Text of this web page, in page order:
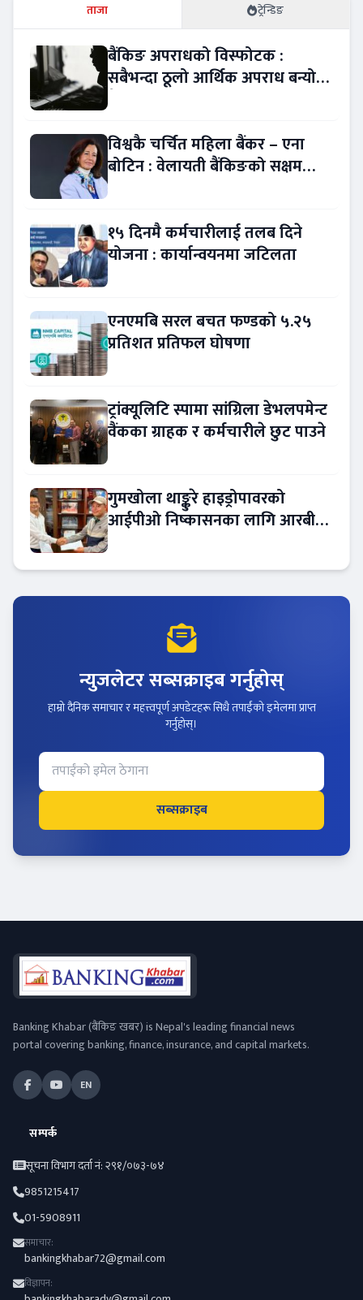
ताजा ट्रेन्डिङ
बैंकिङ अपराधको विस्फोटक :
सबैभन्दा ठूलो आर्थिक अपराध बन्यो
विश्वकै चर्चित महिला बैंकर – एना
बोटिन : वेलायती बैंकिङको सक्षम
१५ दिनमै कर्मचारीलाई तलब दिने
योजना : कार्यान्वयनमा जटिलता
एनएमबि सरल बचत फण्डको ५.२५
प्रतिशत प्रतिफल घोषणा
ट्रांक्यूलिटि स्पामा सांग्रिला डेभलपमेन्ट
वैंकका ग्राहक र कर्मचारीले छुट पाउने
गुमखोला थाङ्कुरे हाइड्रोपावरको
आईपीओ निष्कासनका लागि आरबीबी
न्युजलेटर सब्सक्राइब गर्नुहोस्
हाम्रो दैनिक समाचार र महत्त्वपूर्ण अपडेटहरू सिधै तपाईंको इमेलमा प्राप्त
गर्नुहोस्।
सब्सक्राइब
Banking Khabar (बैंकिङ खबर) is Nepal's leading financial news
portal covering banking, finance, insurance, and capital markets.
EN
सम्पर्क
सूचना विभाग दर्ता नं: २९१/०७३-७४
9851215417
01-5908911
समाचार:
bankingkhabar72@gmail.com
विज्ञापन: